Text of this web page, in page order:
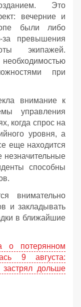
Это
вечерние и
были либо
превышения
экипажей.
при
внимание к
управления
когда спрос на
уровня, а
еще находится
незначительные
способны
внимательно
и закладывать
в ближайшие
о потерянном
9 августа:
дольше